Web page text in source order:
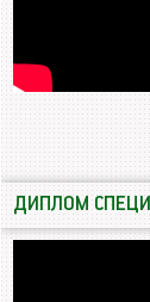
ДИПЛОМ